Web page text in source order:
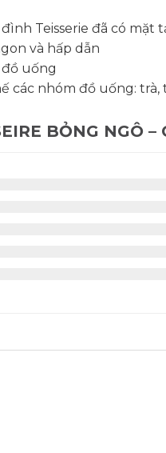
Teisserie đã có mặt
và hấp dẫn
đồ uống
các nhóm đồ uống: trà,
BỎNG NGÔ –